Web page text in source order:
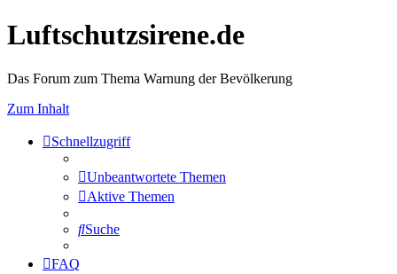
Luftschutzsirene.de
Das Forum zum Thema Warnung der Bevölkerung
Zum Inhalt
Schnellzugriff
Unbeantwortete Themen
Aktive Themen
Suche
FAQ